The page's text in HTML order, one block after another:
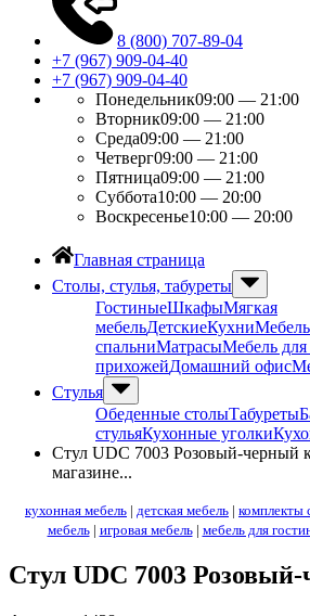
8 (800) 707-89-04
+7 (967) 909-04-40
+7 (967) 909-04-40
Понедельник09:00 — 21:00
Вторник09:00 — 21:00
Среда09:00 — 21:00
Четверг09:00 — 21:00
Пятница09:00 — 21:00
Суббота10:00 — 20:00
Воскресенье10:00 — 20:00
Главная страница
Столы, стулья, табуреты
ГостиныеШкафыМягкая
мебельДетскиеКухни
спальниМатрасыМебель
прихожейДомашний офис
Стулья
Обеденные столыТабуреты
стульяКухонные уголки
Стул UDC 7003 Розовый-черный
магазине...
кухонная мебель | детская мебель | комплекты
мебель| игровая мебель| мебель для
Стул UDC 7003